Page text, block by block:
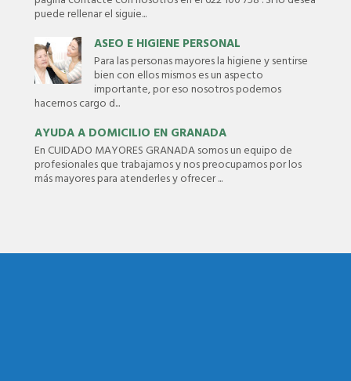
puede rellenar el siguie...
ASEO E HIGIENE PERSONAL
Para las personas mayores la higiene y sentirse
bien con ellos mismos es un aspecto
importante, por eso nosotros podemos
hacernos cargo d...
AYUDA A DOMICILIO EN GRANADA
En CUIDADO MAYORES GRANADA somos un equipo de
profesionales que trabajamos y nos preocupamos por los
más mayores para atenderles y ofrecer ...